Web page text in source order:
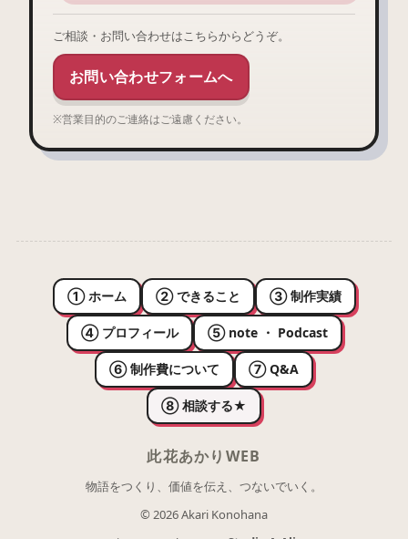
ご相談・お問い合わせはこちらからどうぞ。
お問い合わせフォームへ
※営業目的のご連絡はご遠慮ください。
① ホーム ② できること ③ 制作実績
④ プロフィール ⑤ note ・ Podcast
⑥ 制作費について ⑦ Q&A
⑧ 相談する★
此花あかりWEB
物語をつくり、価値を伝え、つないでいく。
© 2026 Akari Konohana